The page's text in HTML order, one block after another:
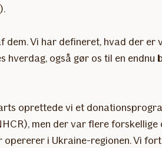
).
Vi har defineret, hvad der
hverdag, også gør os til en
oprettede vi et
men der var flere
opererer i Ukraine-regionen. Vi